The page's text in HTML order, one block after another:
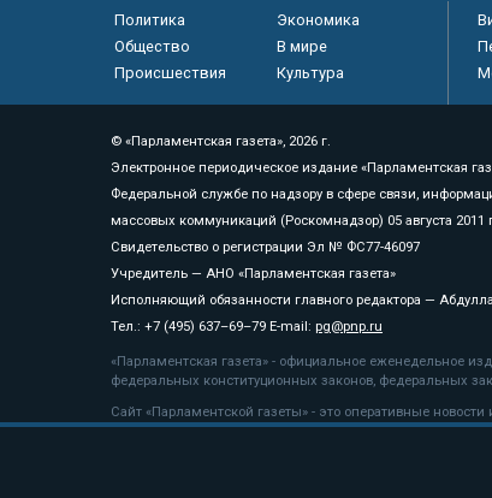
Политика
Экономика
Общество
В мире
Происшествия
Культура
© «Парламентская газета», 2026 г.
Электронное периодическое издание «Парламентская
Федеральной службе по надзору в сфере связи,
массовых коммуникаций (Роскомнадзор) 05 августа 2011
Свидетельство о регистрации Эл № ФС77-46097
Учредитель — АНО «Парламентская газета»
Исполняющий обязанности главного редактора —
Тел.: +7 (495) 637–69–79 E-mail: pg@pnp.ru
«Парламентская газета» - официальное еженедельное
федеральных конституционных законов, федеральных
Сайт «Парламентской газеты» - это оперативные
«Парламентской газеты» активная ссылка на pnp.ru